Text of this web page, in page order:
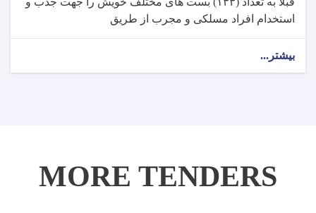
استخدام افراد مسلکی و مجرب از طریق
بیشتر...
MORE TENDERS